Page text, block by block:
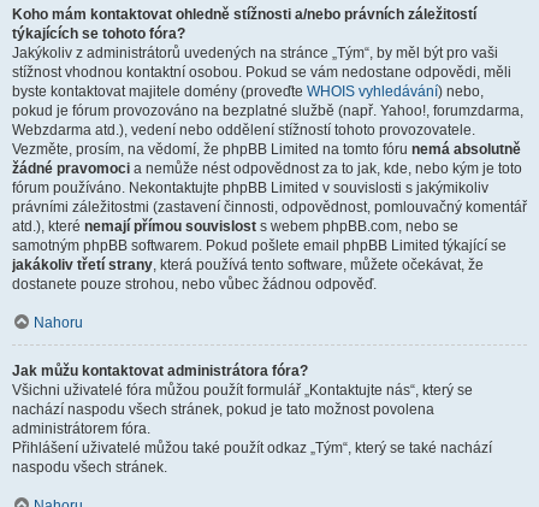
Koho mám kontaktovat ohledně stížnosti a/nebo právních záležitostí
týkajících se tohoto fóra?
Jakýkoliv z administrátorů uvedených na stránce „Tým“, by měl být pro vaši
stížnost vhodnou kontaktní osobou. Pokud se vám nedostane odpovědi, měli
byste kontaktovat majitele domény (proveďte WHOIS vyhledávání) nebo,
pokud je fórum provozováno na bezplatné službě (např. Yahoo!, forumzdarma,
Webzdarma atd.), vedení nebo oddělení stížností tohoto provozovatele.
Vezměte, prosím, na vědomí, že phpBB Limited na tomto fóru nemá absolutně
žádné pravomoci a nemůže nést odpovědnost za to jak, kde, nebo kým je toto
fórum používáno. Nekontaktujte phpBB Limited v souvislosti s jakýmikoliv
právními záležitostmi (zastavení činnosti, odpovědnost, pomlouvačný komentář
atd.), které nemají přímou souvislost s webem phpBB.com, nebo se
samotným phpBB softwarem. Pokud pošlete email phpBB Limited týkající se
jakákoliv třetí strany, která používá tento software, můžete očekávat, že
dostanete pouze strohou, nebo vůbec žádnou odpověď.
Nahoru
Jak můžu kontaktovat administrátora fóra?
Všichni uživatelé fóra můžou použít formulář „Kontaktujte nás“, který se
nachází naspodu všech stránek, pokud je tato možnost povolena
administrátorem fóra.
Přihlášení uživatelé můžou také použít odkaz „Tým“, který se také nachází
naspodu všech stránek.